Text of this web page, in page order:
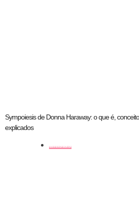
Sympoiesis de Donna Haraway: o que é,
explicados
artistas